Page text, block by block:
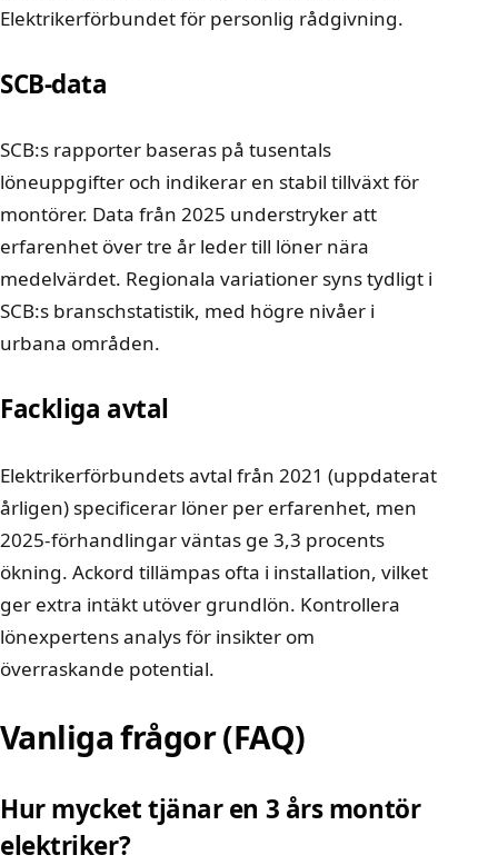
Elektrikerförbundet för personlig rådgivning.
SCB-data
SCB:s rapporter baseras på tusentals
löneuppgifter och indikerar en stabil tillväxt för
montörer. Data från 2025 understryker att
erfarenhet över tre år leder till löner nära
medelvärdet. Regionala variationer syns tydligt i
SCB:s branschstatistik, med högre nivåer i
urbana områden.
Fackliga avtal
Elektrikerförbundets avtal från 2021 (uppdaterat
årligen) specificerar löner per erfarenhet, men
2025-förhandlingar väntas ge 3,3 procents
ökning. Ackord tillämpas ofta i installation, vilket
ger extra intäkt utöver grundlön. Kontrollera
lönexpertens analysför insikter om
överraskande potential.
Vanliga frågor (FAQ)
Hur mycket tjänar en 3 års montör
elektriker?